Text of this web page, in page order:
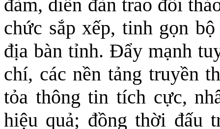
đàm, diễn đàn trao đổi
chức sắp xếp, tinh gọn
địa bàn tỉnh. Đẩy mạnh
chí, các nền tảng truyền
tỏa thông tin tích cực,
hiệu quả; đồng thời đấu